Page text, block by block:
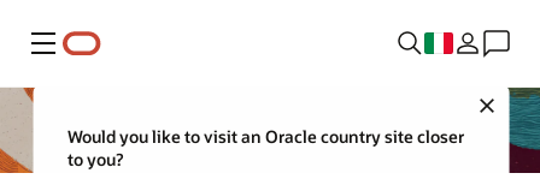
Menu
Close
Would you like to visit an Oracle country site closer
to you?